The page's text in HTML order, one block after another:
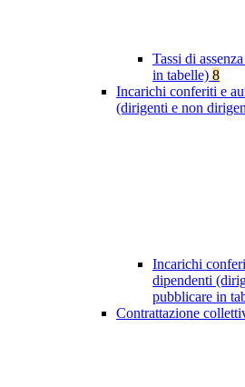
Tassi di
in tabelle) 8
Incarichi conferiti e
(dirigenti e non
Incarichi
dipendenti
pubblicare in
Contrattazione